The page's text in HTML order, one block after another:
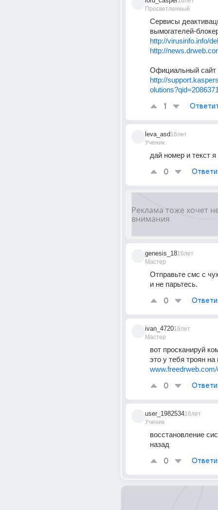
Просветленный
Сервисы
вымогателей-
http://virusinfo.info/
http://
Официальный сайт
http://
1
leva_asd
Ученик
16лет
дай номер и текст
0
genesis_18
Мастер
16лет
Отправьте смс с
и не парьтесь.
0
ivan_4720
Мастер
16лет
вот просканируй
это у тебя троян на
0
user_1982534
Ученик
16лет
восстановление
назад
0